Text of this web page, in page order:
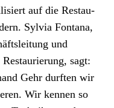
auf die Restau­
Sylvia Fontana,
und
sagt:
Gehr durften wir
Wir ken­nen so